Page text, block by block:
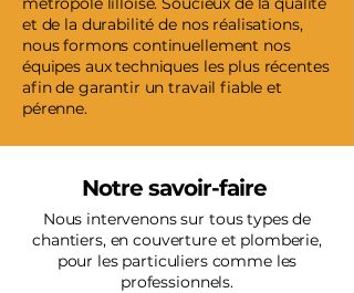
et de la durabilité de nos réalisations,
nous formons continuellement nos
équipes aux techniques les plus récentes
afin de garantir un travail fiable et
pérenne.
Notre savoir-faire
Nous intervenons sur tous types de
chantiers, en couverture et plomberie,
pour les particuliers comme les
professionnels.